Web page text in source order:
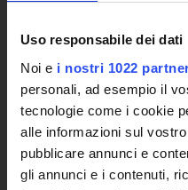
Uso responsabile dei dati
Noi e i nostri 1022
personali, ad esempio il
tecnologie come i cookie
alle informazioni sul
pubblicare annunci e
gli annunci e i contenuti,
Poli
Siti Istituzionali e
Accesso alla Banca
Posta